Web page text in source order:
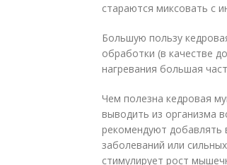
стараются миксовать с
Большую пользу
обработки (в качестве
нагревания большая
Чем полезна кедровая
выводить из организма
рекомендуют
заболеваний или
стимулирует рост